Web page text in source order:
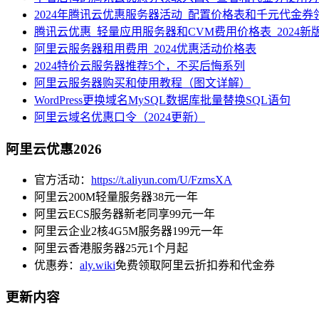
2024年腾讯云优惠服务器活动_配置价格表和千元代金券
腾讯云优惠_轻量应用服务器和CVM费用价格表_2024新
阿里云服务器租用费用_2024优惠活动价格表
2024特价云服务器推荐5个，不买后悔系列
阿里云服务器购买和使用教程（图文详解）
WordPress更换域名MySQL数据库批量替换SQL语句
阿里云域名优惠口令（2024更新）
阿里云优惠2026
官方活动： https://t.aliyun.com/U/FzmsXA
阿里云200M轻量服务器38元一年
阿里云ECS服务器新老同享99元一年
阿里云企业2核4G5M服务器199元一年
阿里云香港服务器25元1个月起
优惠券： aly.wiki免费领取阿里云折扣券和代金券
更新内容